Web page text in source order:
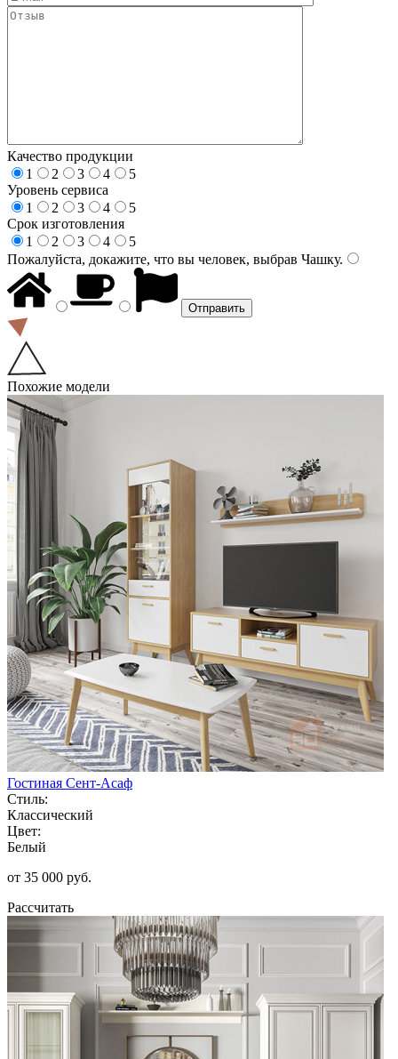
Качество продукции
1
2 3 4
5
Уровень сервиса
1
2 3 4
5
Срок изготовления
1
2 3 4
5
Пожалуйста, докажите, что вы человек, выбрав Чашку.
Похожие модели
Гостиная Сент-Асаф
Стиль:
Классический
Цвет:
Белый
от 35 000 руб.
Рассчитать